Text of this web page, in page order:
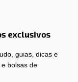
exclusivos
guias, dicas e
bolsas de